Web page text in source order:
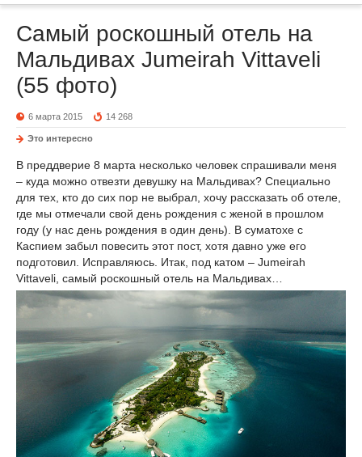
Самый роскошный отель на
Мальдивах Jumeirah Vittaveli
(55 фото)
6 марта 2015 14 268
Это интересно
В преддверие 8 марта несколько человек спрашивали меня
– куда можно отвезти девушку на Мальдивах? Специально
для тех, кто до сих пор не выбрал, хочу рассказать об отеле,
где мы отмечали свой день рождения с женой в прошлом
году (у нас день рождения в один день). В суматохе с
Каспием забыл повесить этот пост, хотя давно уже его
подготовил. Исправляюсь. Итак, под катом – Jumeirah
Vittaveli, самый роскошный отель на Мальдивах…